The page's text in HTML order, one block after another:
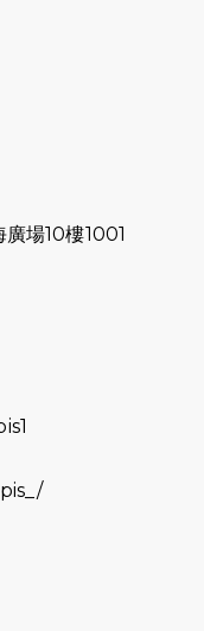
- 7月16日
享暨香港傷健共
- 7月9日（19:00
- 6月18日
- 6月11日（19:00
場10樓1001